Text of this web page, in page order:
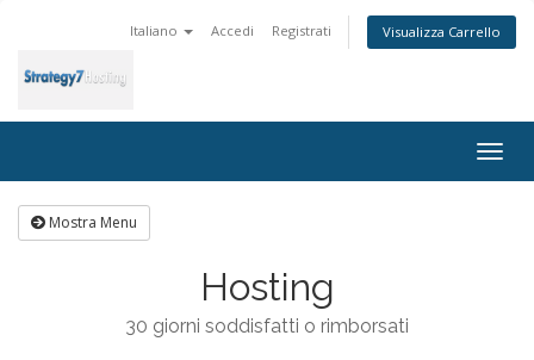
Italiano Accedi Registrati Visualizza Carrello
Mostra Menu
Hosting
30 giorni soddisfatti o rimborsati